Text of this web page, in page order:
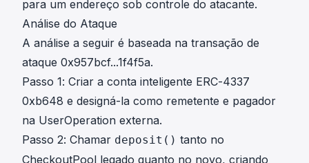
para um endereço sob controle do atacante.
Análise do Ataque
A análise a seguir é baseada na transação de
ataque 0x957bcf...1f4f5a.
Passo 1: Criar a conta inteligente ERC-4337
0xb648 e designá-la como remetente e pagador
na UserOperation externa.
Passo 2: Chamar deposit() tanto no
CheckoutPool legado quanto no novo, criando